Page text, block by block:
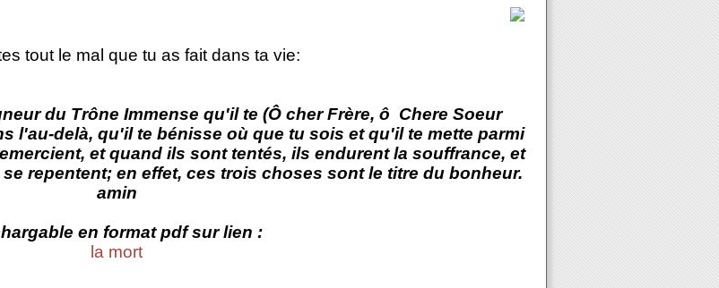
tout le mal que tu as fait dans ta vie:
du Trône Immense qu'il te (Ô cher Frère, ô Chere Soeur
l'au-delà, qu'il te bénisse où que tu sois et qu'il te mette parmi
et quand ils sont tentés, ils endurent la souffrance, et
repentent; en effet, ces trois choses sont le titre du bonheur.
amin
en format pdf sur lien :
la mort